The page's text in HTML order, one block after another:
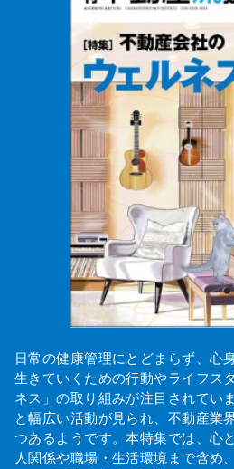
日常の健康管理にとどまらず、心
生きていくための行動やライフス
ネス」の取り組みが注目されてい
と幅広い活動が見られ、不動産業
つあるようです。本特集では、心
人関係や職場・生活環境まで含め